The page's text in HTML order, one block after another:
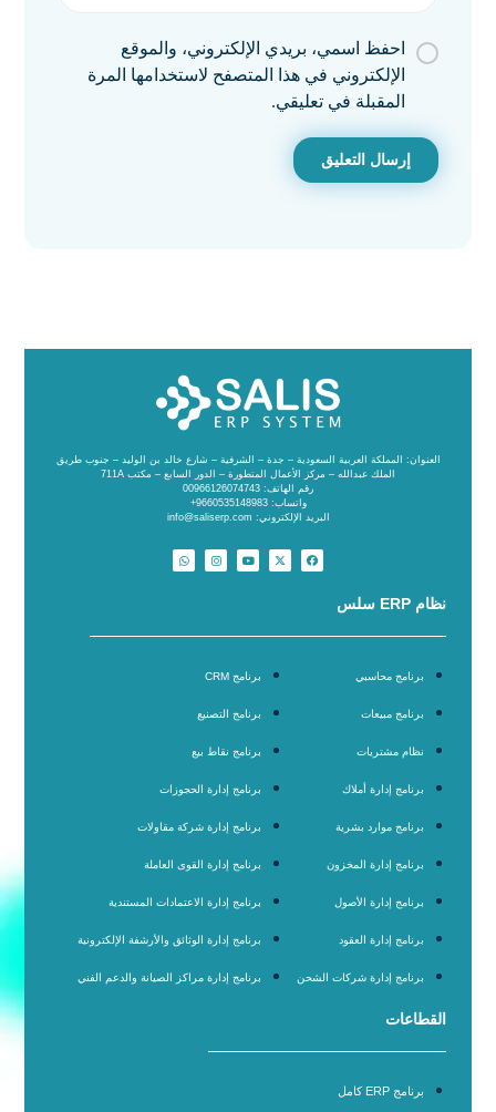
احفظ اسمي، بريدي الإلكتروني، والموقع
الإلكتروني في هذا المتصفح لاستخدامها المرة
المقبلة في تعليقي.
العنوان: المملكة العربية السعودية – جدة – الشرفية – شارع خالد بن الوليد – جنوب طريق
الملك عبدالله – مركز الأعمال المتطورة – الدور السابع – مكتب 711A
رقم الهاتف: 00966126074743
واتساب: 9660535148983+
البريد الإلكتروني: info@saliserp.com
نظام ERP سلس
برنامج محاسبي
برنامج مبيعات
نظام مشتريات
برنامج إدارة أملاك
برنامج موارد بشرية
برنامج إدارة المخزون
برنامج إدارة الأصول
برنامج إدارة العقود
برنامج إدارة شركات الشحن
برنامج CRM
برنامج التصنيع
برنامج نقاط بيع
برنامج إدارة الحجوزات
برنامج إدارة شركة مقاولات
برنامج إدارة القوى العاملة
برنامج إدارة الاعتمادات المستندية
برنامج إدارة الوثائق والأرشفة الإلكترونية
برنامج إدارة مراكز الصيانة والدعم الفني
القطاعات
برنامج ERP كامل